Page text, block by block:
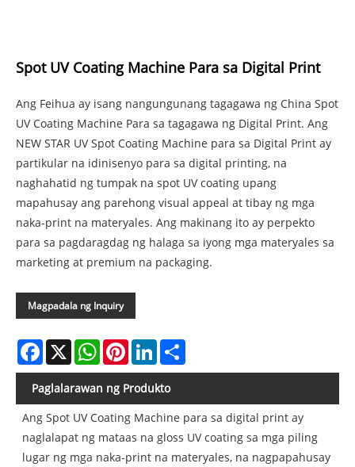
Spot UV Coating Machine Para sa Digital Print
Ang Feihua ay isang nangungunang tagagawa ng China Spot
UV Coating Machine Para sa tagagawa ng Digital Print. Ang
NEW STAR UV Spot Coating Machine para sa Digital Print ay
partikular na idinisenyo para sa digital printing, na
naghahatid ng tumpak na spot UV coating upang
mapahusay ang parehong visual appeal at tibay ng mga
naka-print na materyales. Ang makinang ito ay perpekto
para sa pagdaragdag ng halaga sa iyong mga materyales sa
marketing at premium na packaging.
Magpadala ng Inquiry
Facebook
X WhatsAppPinterestLinkedIn
Paglalarawan ng Produkto
Ang Spot UV Coating Machine para sa digital print ay
naglalapat ng mataas na gloss UV coating sa mga piling
lugar ng mga naka-print na materyales, na nagpapahusay